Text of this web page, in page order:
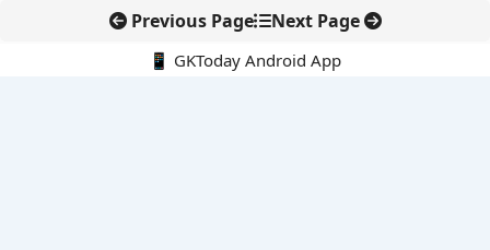
Previous Page Next Page
📱 GKToday Android App